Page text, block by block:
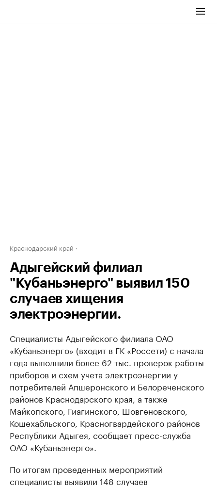
Краснодарский край
Адыгейский филиал
"Кубаньэнерго" выявил 150
случаев хищения
электроэнергии.
Специалисты Адыгейского филиала ОАО
«Кубаньэнерго» (входит в ГК «Россети) с начала
года выполнили более 62 тыс. проверок работы
приборов и схем учета электроэнергии у
потребителей Апшеронского и Белореченского
районов Краснодарского края, а также
Майкопского, Гиагинского, Шовгеновского,
Кошехабльского, Красногвардейского районов
Республики Адыгея, сообщает пресс-служба
ОАО «Кубаньэнерго».
По итогам проведенных мероприятий
специалисты выявили 148 случаев